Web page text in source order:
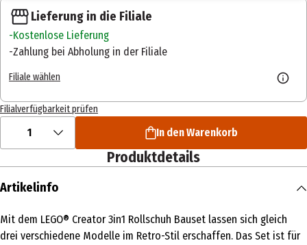
Lieferung in die Filiale
Kostenlose Lieferung
Zahlung bei Abholung in der Filiale
Filiale wählen
Filialverfügbarkeit prüfen
1 In den Warenkorb
Produktdetails
Artikelinfo
Mit dem LEGO® Creator 3in1 Rollschuh Bauset lassen sich gleich
drei verschiedene Modelle im Retro-Stil erschaffen. Das Set ist für